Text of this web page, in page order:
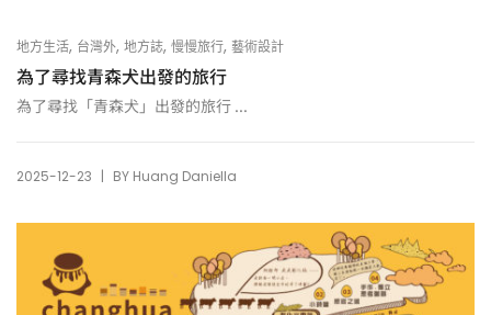
地方生活, 台灣外, 地方誌, 慢慢旅行, 藝術設計
為了尋找青森犬出發的旅行
為了尋找「青森犬」出發的旅行 ...
2025-12-23 | BY Huang Daniella